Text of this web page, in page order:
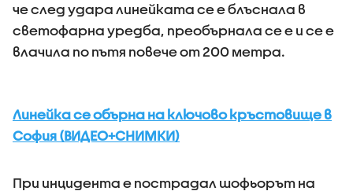
че след удара линейката се е блъснала в
светофарна уредба, преобърнала се е и се е
влачила по пътя повече от 200 метра.
Линейка се обърна на ключово кръстовище в
София (ВИДЕО+СНИМКИ)
При инцидента е пострадал шофьорът на